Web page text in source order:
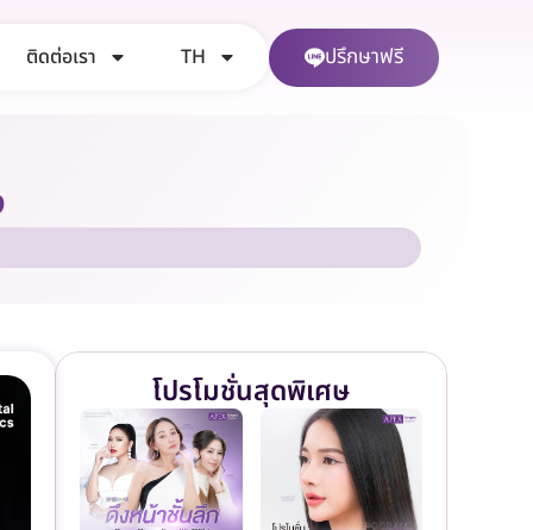
ติดต่อเรา TH ปรึกษาฟรี
โปรโมชั่นสุดพิเศษ